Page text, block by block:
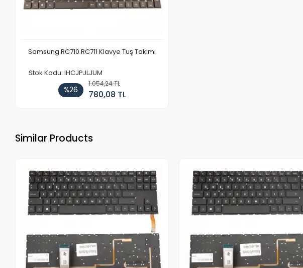
Samsung RC710 RC711 Klavye Tuş Takımı
Stok Kodu: IHCJPJLJUM
%26
1.054,24 TL
780,08 TL
Similar Products